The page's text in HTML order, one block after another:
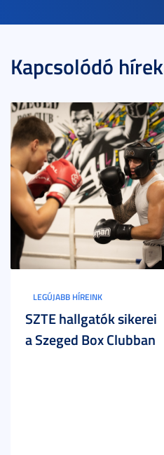
Kapcsolódó hírek
LEGÚJABB HÍREINK
SZTE hallgatók sikerei
a Szeged Box Clubban